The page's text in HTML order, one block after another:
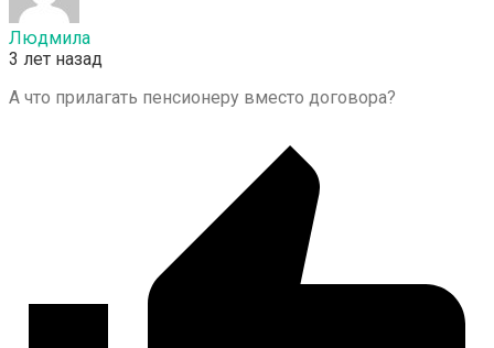
Людмила
3 лет назад
А что прилагать пенсионеру вместо договора?